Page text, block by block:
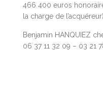
466 400 euros
la charge de l’acquéreur)
Benjamin HANQUIEZ
06 37 11 32 09 – 03 21